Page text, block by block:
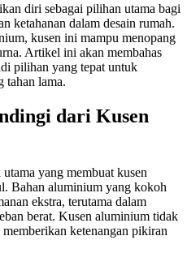
diri sebagai pilihan utama bagi
ketahanan dalam desain rumah.
kusen ini mampu menopang
Artikel ini akan membahas
pilihan yang tepat untuk
tahan lama.
dari Kusen
yang membuat kusen
Bahan aluminium yang kokoh
ekstra, terutama dalam
berat. Kusen aluminium tidak
ketenangan pikiran